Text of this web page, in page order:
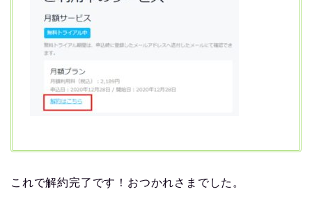
これで解約完了です！おつかれさまでした。